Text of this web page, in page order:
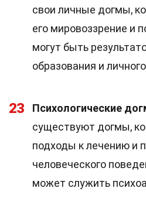
свои личные догмы,
его мировоззрение и
могут быть
образования и
23 Психологические
существуют догмы,
подходы к лечению и
человеческого
может служить